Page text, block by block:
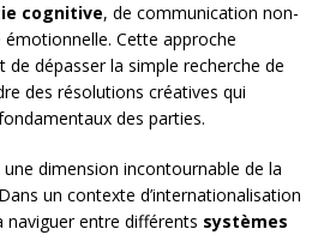
cognitive, de communication non-
émotionnelle. Cette approche
de dépasser la simple recherche de
des résolutions créatives qui
des parties.
une dimension incontournable de la
un contexte d’internationalisation
naviguer entre différents systèmes